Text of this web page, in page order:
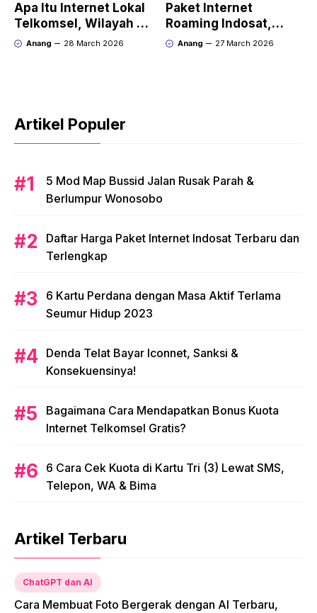
Apa Itu Internet Lokal
Telkomsel, Wilayah &
Untuk Apa Saja?
Anang 28 March 2026
Paket Internet
Roaming Indosat,
Pengertian, Harga &
Anang 27 March 2026
Artikel Populer
5 Mod Map Bussid Jalan Rusak Parah &
Berlumpur Wonosobo
Daftar Harga Paket Internet Indosat Terbaru dan
Terlengkap
6 Kartu Perdana dengan Masa Aktif Terlama
Seumur Hidup 2023
Denda Telat Bayar Iconnet, Sanksi &
Konsekuensinya!
Bagaimana Cara Mendapatkan Bonus Kuota
Internet Telkomsel Gratis?
6 Cara Cek Kuota di Kartu Tri (3) Lewat SMS,
Telepon, WA & Bima
Artikel Terbaru
ChatGPT dan AI
Cara Membuat Foto Bergerak dengan AI Terbaru,